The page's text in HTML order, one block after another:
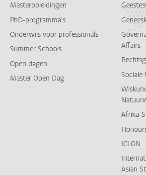
Masteropleidingen
PhD-programma's
Onderwijs voor professionals
Summer Schools
Open dagen
Master Open Dag
Affairs
Sociale
Afrika-
ICLON
Asian